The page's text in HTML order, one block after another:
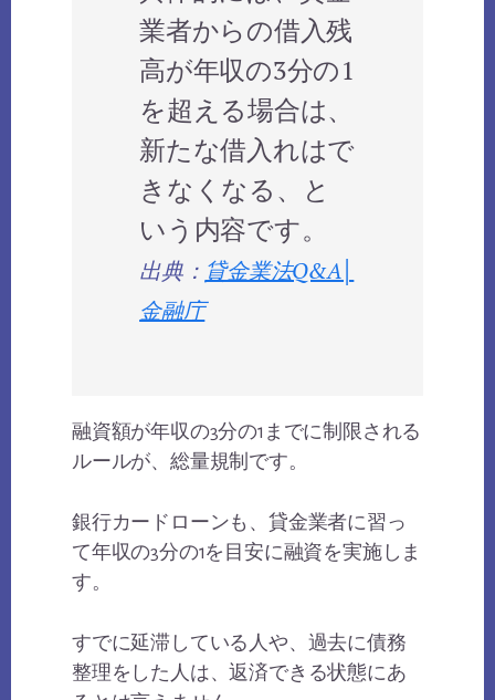
業者からの借入残
高が年収の3分の1
を超える場合は、
新たな借入れはで
きなくなる、と
いう内容です。
出典： 貸金業法Q&A│
金融庁
融資額が年収の3分の1までに制限される
ルールが、総量規制です。
銀行カードローンも、貸金業者に習っ
て年収の3分の1を目安に融資を実施しま
す。
すでに延滞している人や、過去に債務
整理をした人は、返済できる状態にあ